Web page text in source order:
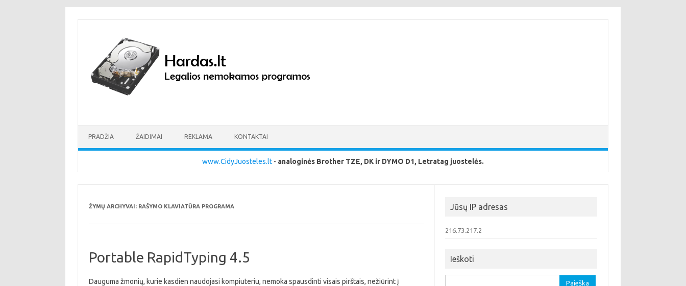
PRADŽIA ŽAIDIMAI REKLAMA KONTAKTAI
www.CidyJuosteles.lt - analoginės Brother TZE, DK ir DYMO D1, Letratag juostelės.
ŽYMŲ ARCHYVAI: RAŠYMO KLAVIATŪRA PROGRAMA
Portable RapidTyping 4.5
Dauguma žmonių, kurie kasdien naudojasi kompiuteriu, nemoka spausdinti visais pirštais, nežiūrint į
Jūsų IP adresas
216.73.217.2
Ieškoti